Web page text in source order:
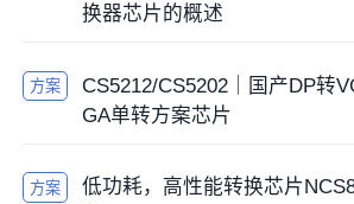
换器芯片的概述
方案
CS5212/CS5202｜国产DP转
GA单转方案芯片
方案
低功耗，高性能转换芯片